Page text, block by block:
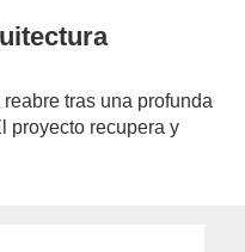
tras una profunda
proyecto recupera y